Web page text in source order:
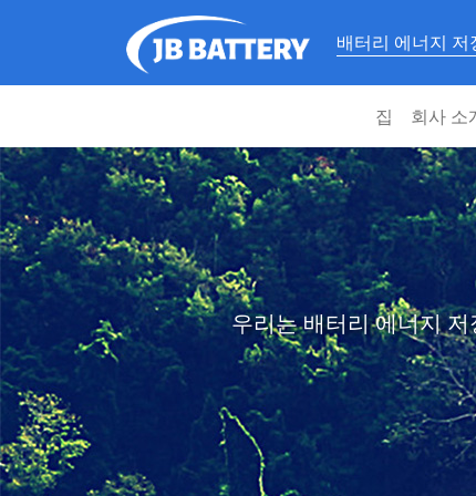
배터리 에너지
집 회사 소
우리는 배터리 에너지